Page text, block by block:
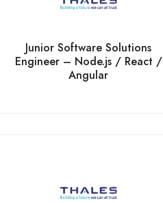
Junior Software Solutions
Engineer – Node.js / React /
Angular